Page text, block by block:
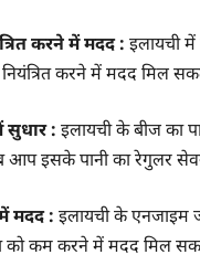
करने में मदद : इलायची
करने में मदद मिल
सुधार : इलायची के बीज का
आप इसके पानी का रेगुलर
मदद : इलायची के एनजाइम
को कम करने में मदद मिल